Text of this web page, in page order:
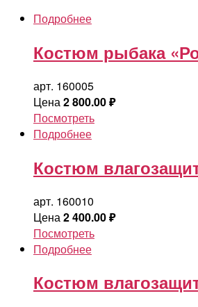
Подробнее
Костюм рыбака
арт. 160005
Цена2 800.00₽
Посмотреть
Подробнее
Костюм
арт. 160010
Цена 2 400.00₽
Посмотреть
Подробнее
Костюм